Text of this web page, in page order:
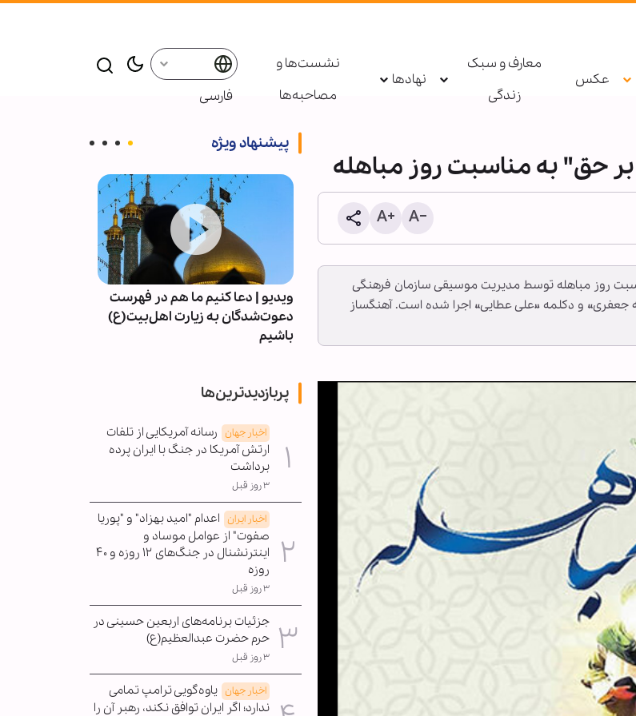
عکس
معارف و سبک
زندگی
نهادها
نشست‌ها و
مصاحبه‌ها
فارسی
حق" به مناسبت روز مباهله
روز مباهله توسط مدیریت موسیقی سازمان فرهنگی
جعفری» و دکلمه «علی عطایی» اجرا شده است. آهنگساز
پیشنهاد ویژه
تصاویر | تلاش خادمان موکب حرم
بانوی کرامت برای به تصویرکشیدن
ویدیو | دعا کنیم ما هم در فهرست
دعوت‌شدگان به زیارت اهل‌بیت(ع)
باشیم
پربازدیدترین‌ها
اخبار جهان رسانه آمریکایی از تلفات
ارتش آمریکا در جنگ با ایران پرده
برداشت
۳ روز قبل
اخبار ایران اعدام "امید بهزاد" و "پوریا
صفوت" از عوامل موساد و
اینترنشنال در جنگ‌های ۱۲ روزه و ۴۰
روزه
۳ روز قبل
جزئیات برنامه‌های اربعین حسینی در
حرم حضرت عبدالعظیم(ع)
۳ روز قبل
اخبار جهان یاوه‌گویی ترامپ تمامی
ندارد؛ اگر ایران توافق نکند، رهبر آن را